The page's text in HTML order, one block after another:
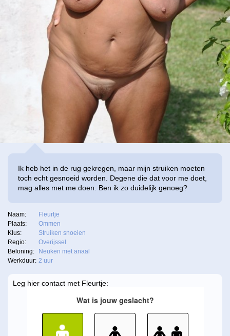
Ik heb het in de rug gekregen, maar mijn struiken moeten
toch echt gesnoeid worden. Degene die dat voor me doet,
mag alles met me doen. Ben ik zo duidelijk genoeg?
Naam:
Fleurtje
Plaats:
Ommen
Klus:
Struiken snoeien
Regio:
Overijssel
Beloning:
Neuken met anaal
Werkduur: 2 uur
Leg hier contact met Fleurtje: